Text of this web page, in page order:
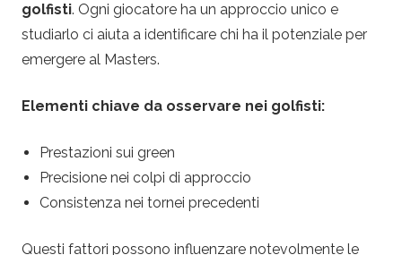
golfisti. Ogni giocatore ha un approccio unico e
studiarlo ci aiuta a identificare chi ha il potenziale per
emergere al Masters.
Elementi chiave da osservare nei golfisti:
Prestazioni sui green
Precisione nei colpi di approccio
Consistenza nei tornei precedenti
Questi fattori possono influenzare notevolmente le